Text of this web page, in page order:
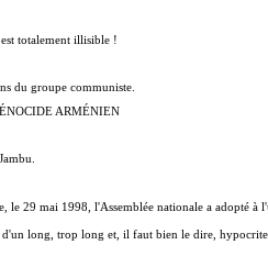
totalement illisible !
du groupe communiste.
ARMÉNIEN
le 29 mai 1998, l'Assemblée nationale a adopté
long, trop long et, il faut bien le dire,